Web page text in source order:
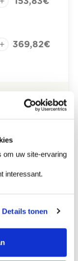
om uw site-ervaring
interessant.
Details tonen
369,82 €
0,00 €
les 2 à 3